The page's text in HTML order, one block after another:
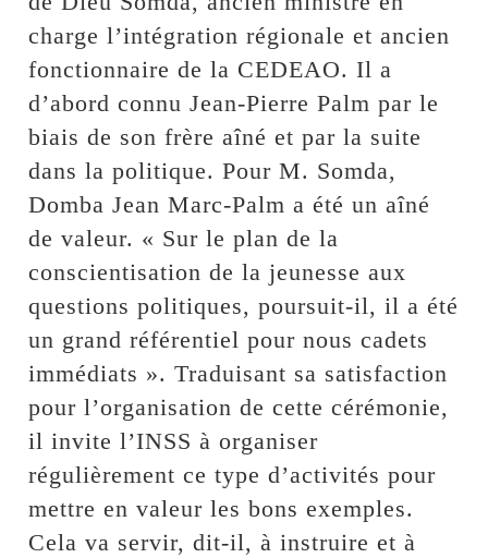
charge l’intégration régionale et ancien
fonctionnaire de la CEDEAO. Il a
d’abord connu Jean-Pierre Palm par le
biais de son frère aîné et par la suite
dans la politique. Pour M. Somda,
Domba Jean Marc-Palm a été un aîné
de valeur. « Sur le plan de la
conscientisation de la jeunesse aux
questions politiques, poursuit-il, il a été
un grand référentiel pour nous cadets
immédiats ». Traduisant sa satisfaction
pour l’organisation de cette cérémonie,
il invite l’INSS à organiser
régulièrement ce type d’activités pour
mettre en valeur les bons exemples.
Cela va servir, dit-il, à instruire et à